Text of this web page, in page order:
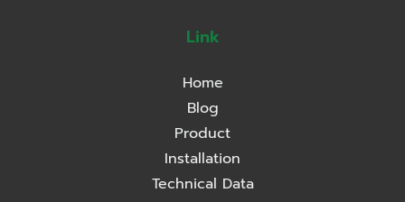
Link
Home
Blog
Product
Installation
Technical Data